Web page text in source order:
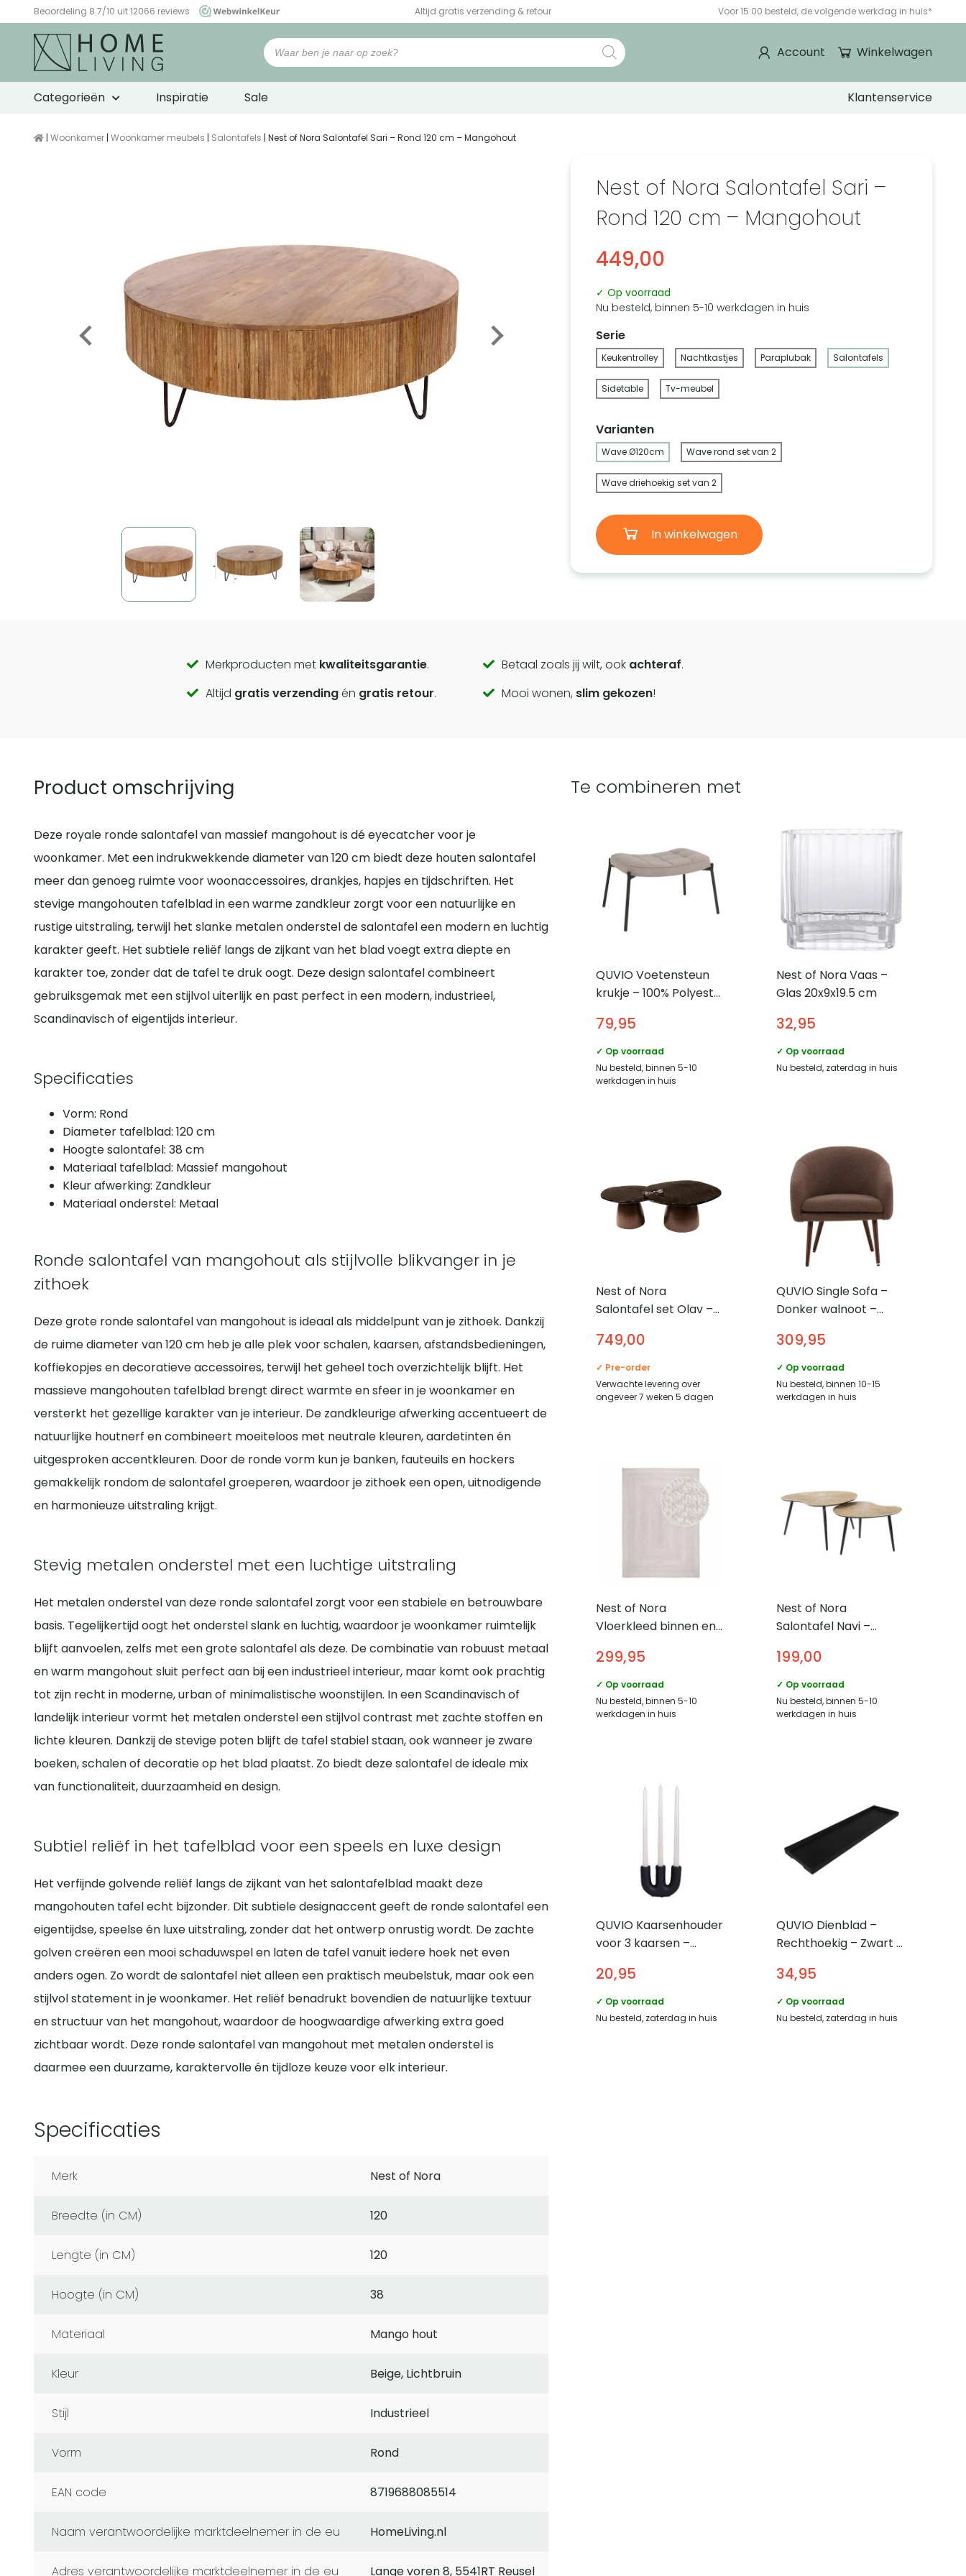
Beoordeling 8.7/10 uit 12066 reviews
WebwinkelKeur
Altijd gratis verzending & retour Voor 15:00 besteld, de volgende werkdag in huis*
Winkelwagen
Account
Categorieën Inspiratie Sale Klantenservice
| Woonkamer | Woonkamer meubels | Salontafels | Nest of Nora Salontafel Sari – Rond 120 cm – Mangohout
Nest of Nora Salontafel Sari –
Rond 120 cm – Mangohout
449,00
✓ Op voorraad
Nu besteld, binnen 5-10 werkdagen in huis
Serie
Keukentrolley Nachtkastjes Paraplubak Salontafels
Sidetable Tv-meubel
Varianten
Wave Ø120cm Wave rond set van 2
Wave driehoekig set van 2
In winkelwagen
Call
to
Merkproducten met kwaliteitsgarantie. Betaal zoals jij wilt, ook achteraf.
Altijd gratis verzendingén gratis retour. Mooi wonen, slim gekozen!
Product omschrijving
Deze royale ronde salontafel van massief mangohout is dé eyecatcher voor je
woonkamer. Met een indrukwekkende diameter van 120 cm biedt deze houten salontafel
meer dan genoeg ruimte voor woonaccessoires, drankjes, hapjes en tijdschriften. Het
stevige mangohouten tafelblad in een warme zandkleur zorgt voor een natuurlijke en
rustige uitstraling, terwijl het slanke metalen onderstel de salontafel een modern en luchtig
karakter geeft. Het subtiele reliëf langs de zijkant van het blad voegt extra diepte en
karakter toe, zonder dat de tafel te druk oogt. Deze design salontafel combineert
gebruiksgemak met een stijlvol uiterlijk en past perfect in een modern, industrieel,
Scandinavisch of eigentijds interieur.
Specificaties
Vorm: Rond
Diameter tafelblad: 120 cm
Hoogte salontafel: 38 cm
Materiaal tafelblad: Massief mangohout
Kleur afwerking: Zandkleur
Materiaal onderstel: Metaal
Ronde salontafel van mangohout als stijlvolle blikvanger in je
zithoek
Deze grote ronde salontafel van mangohout is ideaal als middelpunt van je zithoek. Dankzij
de ruime diameter van 120 cm heb je alle plek voor schalen, kaarsen, afstandsbedieningen,
koffiekopjes en decoratieve accessoires, terwijl het geheel toch overzichtelijk blijft. Het
massieve mangohouten tafelblad brengt direct warmte en sfeer in je woonkamer en
versterkt het gezellige karakter van je interieur. De zandkleurige afwerking accentueert de
natuurlijke houtnerf en combineert moeiteloos met neutrale kleuren, aardetinten én
uitgesproken accentkleuren. Door de ronde vorm kun je banken, fauteuils en hockers
gemakkelijk rondom de salontafel groeperen, waardoor je zithoek een open, uitnodigende
en harmonieuze uitstraling krijgt.
Stevig metalen onderstel met een luchtige uitstraling
Het metalen onderstel van deze ronde salontafel zorgt voor een stabiele en betrouwbare
basis. Tegelijkertijd oogt het onderstel slank en luchtig, waardoor je woonkamer ruimtelijk
blijft aanvoelen, zelfs met een grote salontafel als deze. De combinatie van robuust metaal
en warm mangohout sluit perfect aan bij een industrieel interieur, maar komt ook prachtig
tot zijn recht in moderne, urban of minimalistische woonstijlen. In een Scandinavisch of
landelijk interieur vormt het metalen onderstel een stijlvol contrast met zachte stoffen en
lichte kleuren. Dankzij de stevige poten blijft de tafel stabiel staan, ook wanneer je zware
boeken, schalen of decoratie op het blad plaatst. Zo biedt deze salontafel de ideale mix
van functionaliteit, duurzaamheid en design.
Subtiel reliëf in het tafelblad voor een speels en luxe design
Het verfijnde golvende reliëf langs de zijkant van het salontafelblad maakt deze
mangohouten tafel echt bijzonder. Dit subtiele designaccent geeft de ronde salontafel een
eigentijdse, speelse én luxe uitstraling, zonder dat het ontwerp onrustig wordt. De zachte
golven creëren een mooi schaduwspel en laten de tafel vanuit iedere hoek net even
anders ogen. Zo wordt de salontafel niet alleen een praktisch meubelstuk, maar ook een
stijlvol statement in je woonkamer. Het reliëf benadrukt bovendien de natuurlijke textuur
en structuur van het mangohout, waardoor de hoogwaardige afwerking extra goed
zichtbaar wordt. Deze ronde salontafel van mangohout met metalen onderstel is
daarmee een duurzame, karaktervolle én tijdloze keuze voor elk interieur.
Specificaties
Merk Nest of Nora
Breedte (in CM) 120
Lengte (in CM) 120
Hoogte (in CM) 38
Materiaal Mango hout
Kleur Beige, Lichtbruin
Stijl Industrieel
Vorm Rond
EAN code 8719688085514
naam verantwoordelijke marktdeelnemer in de eu HomeLiving.nl
adres verantwoordelijke marktdeelnemer in de eu Lange voren 8, 5541RT Reusel
Te combineren met
QUVIO Voetensteun
krukje – 100% Polyester
– Steenkleur
79,95
✓ Op voorraad
Nu besteld, binnen 5-10
werkdagen in huis
Nest of Nora Vaas –
Glas 20x9x19.5 cm
32,95
✓ Op voorraad
Nu besteld, zaterdag in huis
Nest of Nora
Salontafel set Olav –
Koper
749,00
✓ Pre-order
Verwachte levering over
ongeveer 7 weken 5 dagen
QUVIO Single Sofa –
Donker walnoot –
Moderne accentstoel
309,95
✓ Op voorraad
Nu besteld, binnen 10-15
werkdagen in huis
Nest of Nora
Vloerkleed binnen en
Gerecycled PET –
Sand
299,95
✓ Op voorraad
Nu besteld, binnen 5-10
werkdagen in huis
Nest of Nora
Salontafel Navi –
Antiek goud
199,00
✓ Op voorraad
Nu besteld, binnen 5-10
werkdagen in huis
QUVIO Kaarsenhouder
voor 3 kaarsen –
Keramiek – Zwart
20,95
✓ Op voorraad
Nu besteld, zaterdag in huis
QUVIO Dienblad –
Rechthoekig – Zwart –
34,95
✓ Op voorraad
Nu besteld, zaterdag in huis